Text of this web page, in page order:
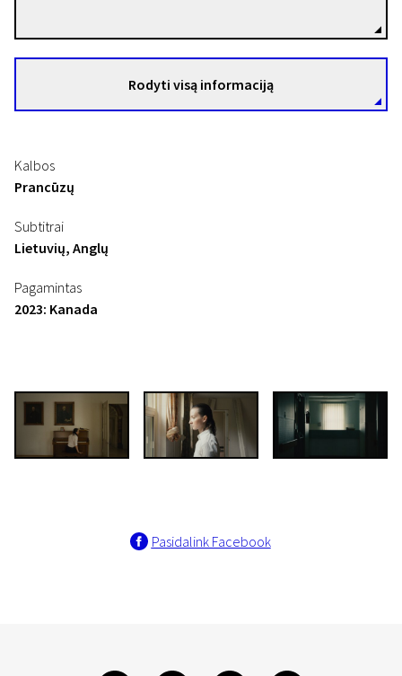
Rodyti visą informaciją
Kalbos
Prancūzų
Subtitrai
Lietuvių, Anglų
Pagamintas
2023: Kanada
Pasidalink Facebook